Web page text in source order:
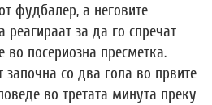
фудбалер, а неговите
за да го спречат
во посериозна пресметка.
започна со два гола во првите
во третата минута преку